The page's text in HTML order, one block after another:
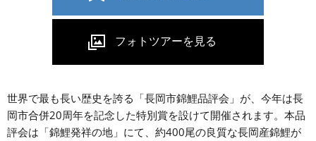
世界で最も長い歴史を誇る「長岡市錦鯉品評会」が、今年は長
岡市合併20周年を記念した特別賞を設けて開催されます。本品
評会は「錦鯉発祥の地」にて、約400尾の良質な長岡産錦鯉が